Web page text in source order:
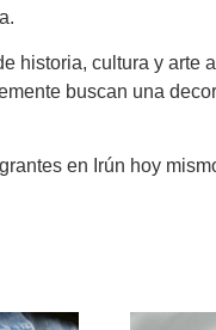
historia, cultura y arte
buscan una
en Irún hoy